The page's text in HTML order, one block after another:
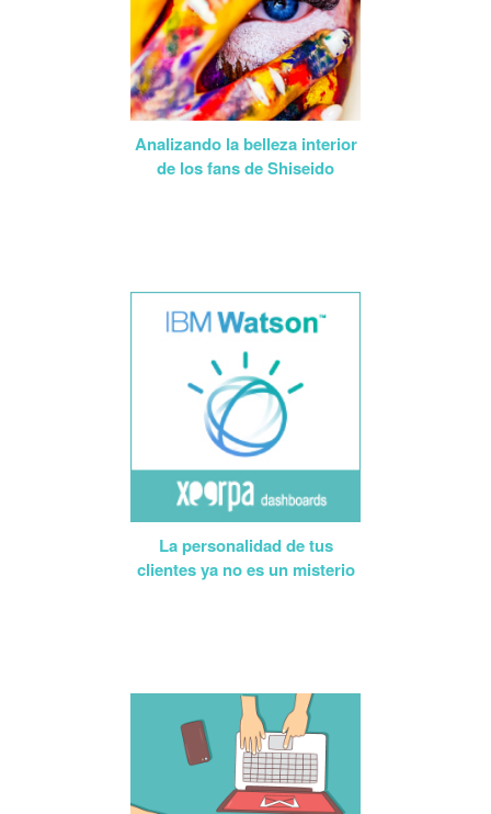
Analizando la belleza interior
de los fans de Shiseido
La personalidad de tus
clientes ya no es un misterio